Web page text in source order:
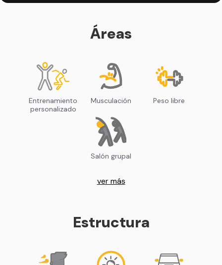
Áreas
Entrenamiento
personalizado
Musculación Peso libre
Salón grupal
ver más
Estructura